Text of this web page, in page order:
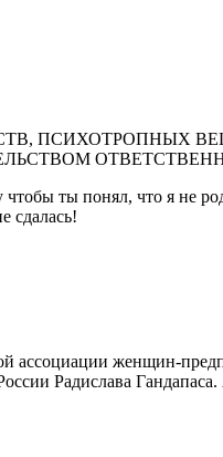
ПСИХОТРОПНЫХ
ты понял, что я не
сдалась!
ассоциации женщин-
Радислава